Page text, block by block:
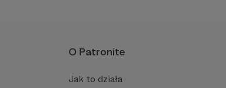
O Patronite
Jak to działa